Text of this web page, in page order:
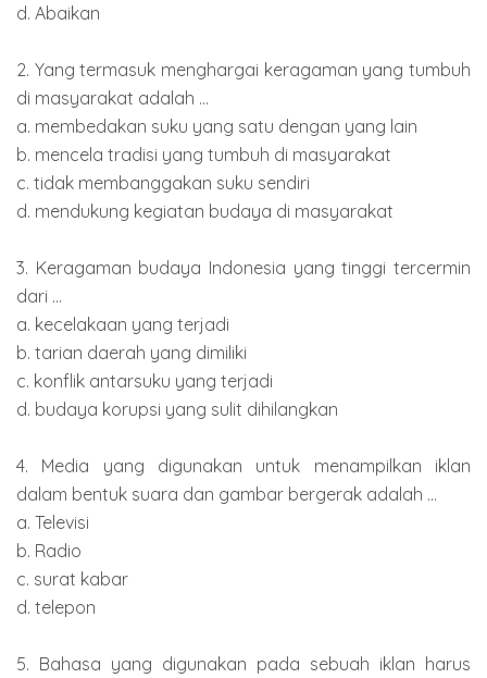
d. Abaikan
2. Yang termasuk menghargai keragaman yang tumbuh
di masyarakat adalah ...
a. membedakan suku yang satu dengan yang lain
b. mencela tradisi yang tumbuh di masyarakat
c. tidak membanggakan suku sendiri
d. mendukung kegiatan budaya di masyarakat
3. Keragaman budaya Indonesia yang tinggi tercermin
dari ...
a. kecelakaan yang terjadi
b. tarian daerah yang dimiliki
c. konflik antarsuku yang terjadi
d. budaya korupsi yang sulit dihilangkan
4. Media yang digunakan untuk menampilkan iklan
dalam bentuk suara dan gambar bergerak adalah ...
a. Televisi
b. Radio
c. surat kabar
d. telepon
5. Bahasa yang digunakan pada sebuah iklan harus